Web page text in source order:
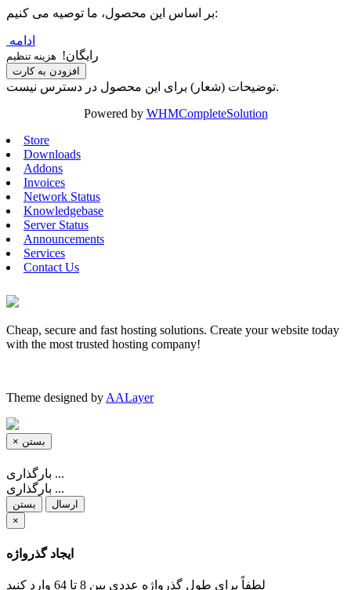
بر اساس این محصول، ما توصیه می کنیم:
ادامه
رایگان! هزینه تنظیم
افزودن به کارت
توضیحات (شعار) برای این محصول در دسترس نیست.
Powered by WHMCompleteSolution
Store
Downloads
Addons
Invoices
Network Status
Knowledgebase
Server Status
Announcements
Services
Contact Us
Cheap, secure and fast hosting solutions. Create your website today
with the most trusted hosting company!
Theme designed by AALayer
× بستن
بارگذاری ...
بارگذاری ...
بستن
ارسال
×
ایجاد گذرواژه
لطفاً برای طول گذرواژه عددی بین 8 تا 64 وارد کنید